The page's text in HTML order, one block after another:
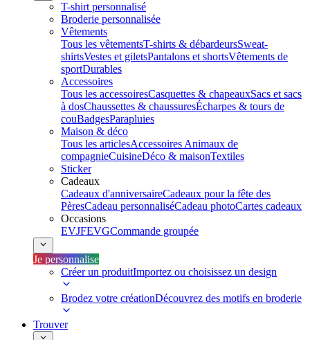
T-shirt personnalisé
Broderie personnalisée
Vêtements
Tous les vêtementsT-shirts & débardeursSweat-
shirtsVestes et giletsPantalons et shortsVêtements de
sportDurables
Accessoires
Tous les accessoiresCasquettes & chapeauxSacs et sacs
à dosChaussettes & chaussuresÉcharpes & tours de
couBadgesParapluies
Maison & déco
Tous les articlesAccessoires Animaux de
compagnieCuisineDéco & maisonTextiles
Sticker
Cadeaux
Cadeaux d'anniversaireCadeaux pour la fête des
PèresCadeau personnaliséCadeau photoCartes cadeaux
Occasions
EVJFEVGCommande groupée
Je personnalise
Créer un produitImportez ou choisissez un design
Brodez votre créationDécouvrez des motifs en broderie
Trouver